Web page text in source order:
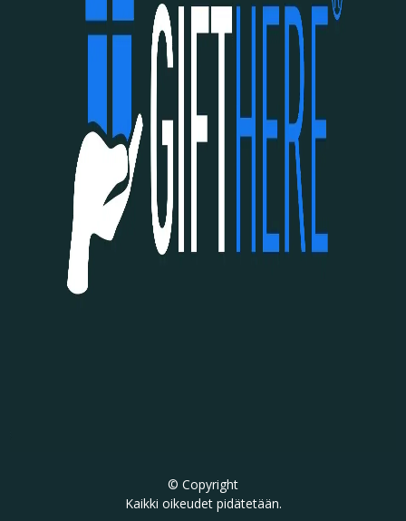
© Copyright
Kaikki oikeudet pidätetään.